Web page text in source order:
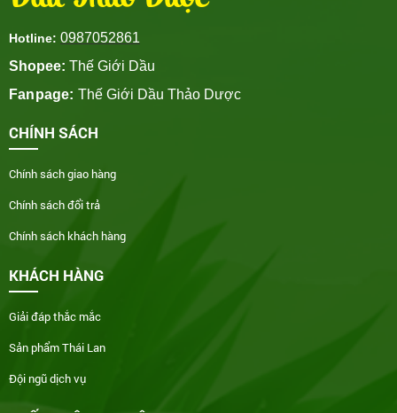
Hotline: 0987052861
Shopee: Thế Giới Dầu
Fanpage: Thế Giới Dầu Thảo Dược
CHÍNH SÁCH
Chính sách giao hàng
Chính sách đổi trả
Chính sách khách hàng
KHÁCH HÀNG
Giải đáp thắc mắc
Sản phẩm Thái Lan
Đội ngũ dịch vụ